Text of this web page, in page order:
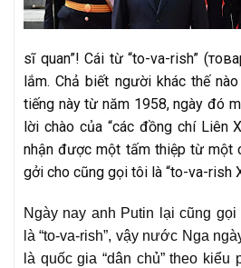
sĩ quan”! Cái từ “to-va-rish”
lắm. Chả biết người khác thế
tiếng này từ năm 1958, ngày đó
lời chào của “các đồng chí Liên
nhận được một tấm thiệp từ một
gởi cho cũng gọi tôi là “to-va-rish
Ngày nay anh Putin lại cũng
là “to-va-rish”, vậy nước Nga
là quốc gia “dân chủ” theo